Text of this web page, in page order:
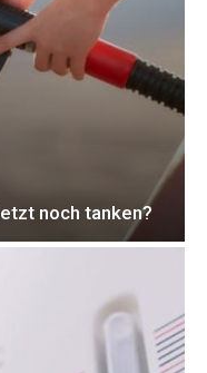
noch tanken?